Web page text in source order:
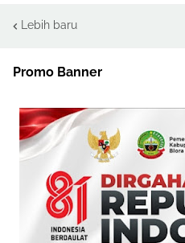
Lebih baru
Promo Banner